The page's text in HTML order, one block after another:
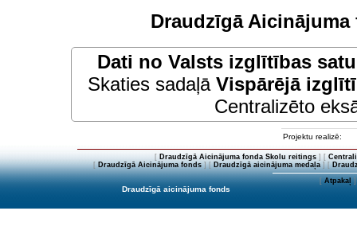
Draudzīgā
Dati no Valsts izglītības
Skaties sadaļā Vispārējā
Centralizēto
Projektu realizē:
[ Draudzīgā Aicinājuma fonda Skolu reitings] [
[Draudzīgā Aicinājuma fonds] [Draudzīgā aicinājuma medaļa] [
[Atpakaļ]
Draudzīgā aicinājuma fonds